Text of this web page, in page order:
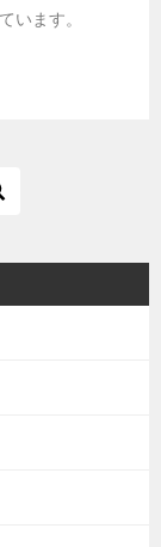
います。